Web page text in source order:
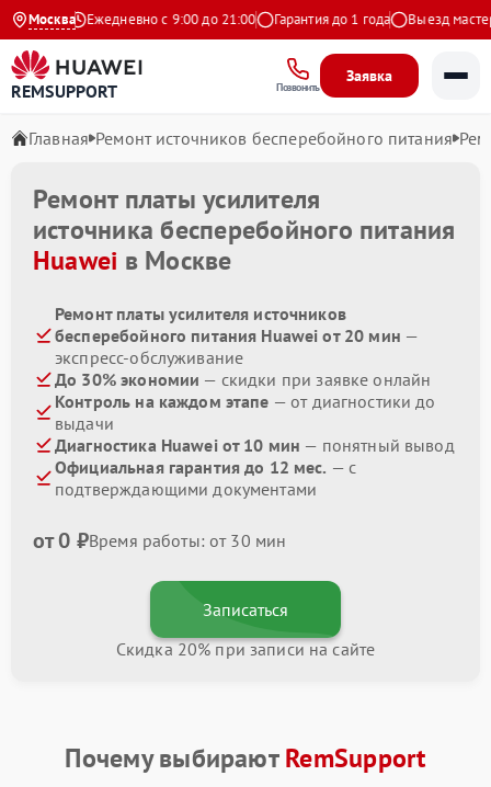
МоскваЕжедневно с 9:00 до 21:00 Гарантия до 1 года Выезд мастера
REMSUPPORT Позвонить
Заявка
Главная Ремонт источников бесперебойного питания
Ремонт платы усилителя
источника бесперебойного питания
Huawei в Москве
Ремонт платы усилителя источников
бесперебойного питания Huawei от 20 мин —
экспресс-обслуживание
До 30% экономии — скидки при заявке онлайн
Контроль на каждом этапе — от диагностики до
выдачи
Диагностика Huawei от 10 мин — понятный вывод
Официальная гарантия до 12 мес. — с
подтверждающими документами
от 0 ₽Время работы: от 30 мин
Записаться
Скидка 20% при записи на сайте
Почему выбираютRemSupport